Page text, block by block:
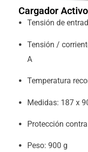
Cargador
Tensión de
Tensión /
A
Temperatura
Medidas: 187 x
Protección
Peso: 900 g